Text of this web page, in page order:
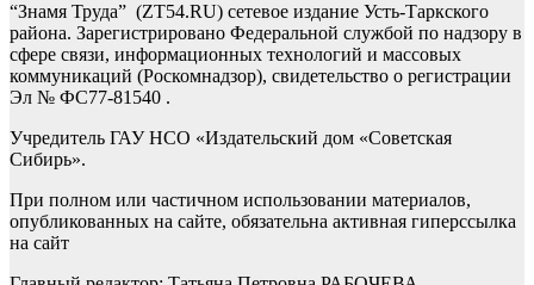
“Знамя Труда” (ZT54.RU) сетевое издание Усть-Таркского
района. Зарегистрировано Федеральной службой по надзору в
сфере связи, информационных технологий и массовых
коммуникаций (Роскомнадзор), свидетельство о регистрации
Эл № ФС77-81540 .
Учредитель ГАУ НСО «Издательский дом «Советская
Сибирь».
При полном или частичном использовании материалов,
опубликованных на сайте, обязательна активная гиперссылка
на сайт